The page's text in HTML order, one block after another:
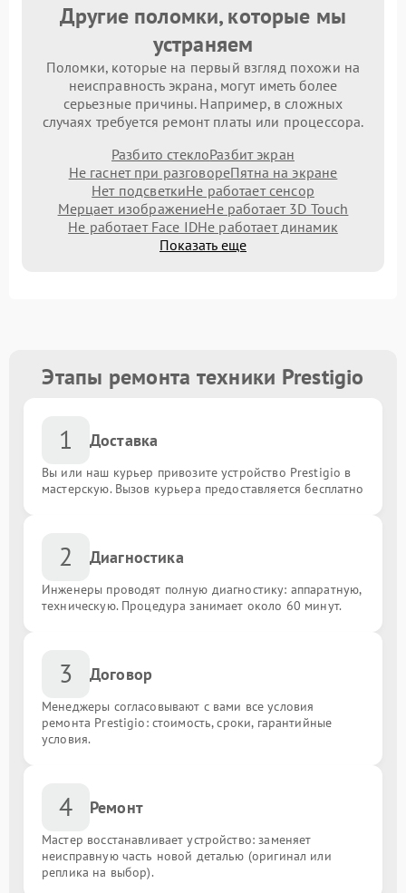
Другие поломки, которые мы
устраняем
Поломки, которые на первый взгляд похожи на
неисправность экрана, могут иметь более
серьезные причины. Например, в сложных
случаях требуется ремонт платы или процессора.
Разбито стеклоРазбит экран
Не гаснет при разговореПятна на экране
Нет подсветкиНе работает сенсор
Мерцает изображениеНе работает 3D Touch
Не работает Face IDНе работает динамик
Показать еще
Этапы ремонта техники Prestigio
1 Доставка
Вы или наш курьер привозите устройство Prestigio в
мастерскую. Вызов курьера предоставляется бесплатно
2 Диагностика
Инженеры проводят полную диагностику: аппаратную,
техническую. Процедура занимает около 60 минут.
3 Договор
Менеджеры согласовывают с вами все условия
ремонта Prestigio: стоимость, сроки, гарантийные
условия.
4 Ремонт
Мастер восстанавливает устройство: заменяет
неисправную часть новой деталью (оригинал или
реплика на выбор).